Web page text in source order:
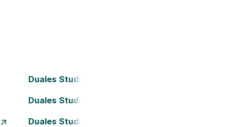
Duales Studium Bielefeld
Duales Studium Darmstadt
Duales Studium Essen